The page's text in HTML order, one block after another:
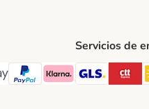
Method
Method
Pay Payment Method
PayPal Payment Method
Klarna Payment Method
Method
Servicios de
GLS